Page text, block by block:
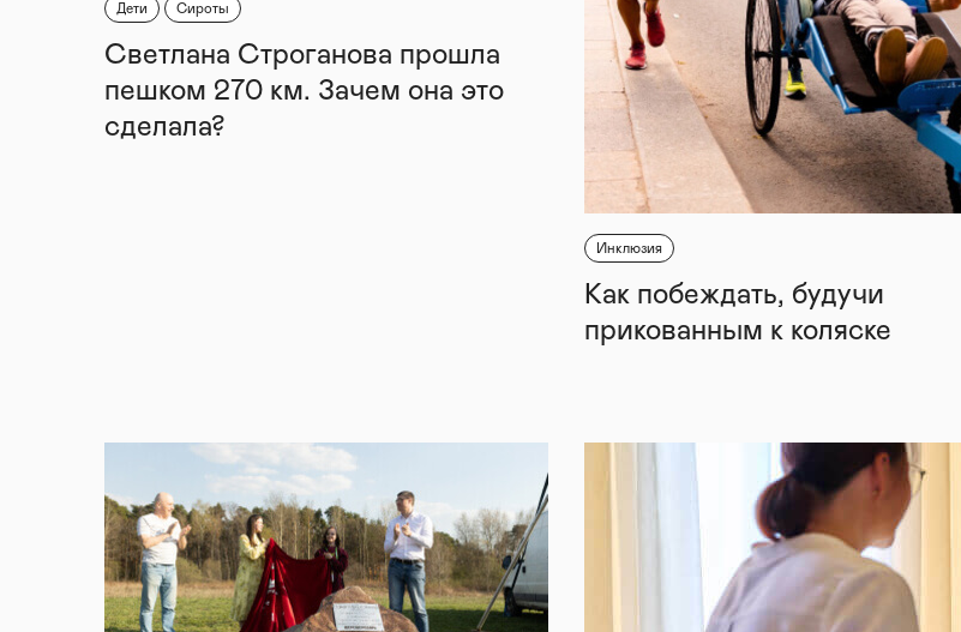
Дети Сироты
Светлана Строганова прошла
пешком 270 км. Зачем она это
сделала?
Инклюзия
Как побеждать, будучи
прикованным к коляске